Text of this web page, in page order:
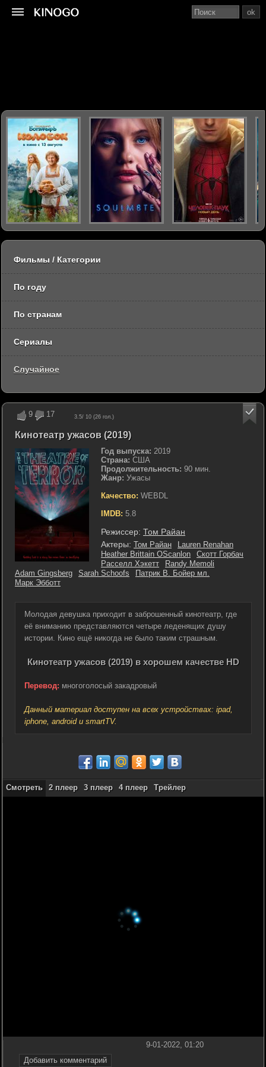
9 17 3.5/ 10 (26 гол.)
Кинотеатр ужасов (2019)
Год выпуска: 2019
Страна: США
Продолжительность: 90 мин.
Жанр: Ужасы
Качество: WEBDL
IMDB: 5.8
Режиссер: Том Райан
Актеры: Том Райан
Lauren Renahan
Heather Brittain OScanlon
Скотт Горбач
Расселл Хэкетт
Randy Memoli
Adam Gingsberg
Sarah Schoofs
Патрик В. Бойер мл.
Марк Эбботт
Молодая девушка приходит в заброшенный кинотеатр, где
её вниманию представляются четыре леденящих душу
истории. Кино ещё никогда не было таким страшным.
Кинотеатр ужасов (2019) в хорошем качестве HD
Перевод: многоголосый закадровый
Данный материал доступен на всех устройствах: ipad,
iphone, android и smartTV.
Смотреть 2 плеер 3 плеер 4 плеер Трейлер
Добавить комментарий
9-01-2022, 01:20
ok
Фильмы / Категории
По году
По странам
Сериалы
Случайное